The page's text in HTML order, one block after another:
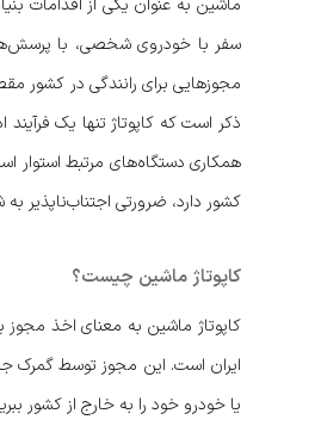
سفر با خودروی شخصی، با پرسش‌های
مجوزهایی برای رانندگی در کشور
ذکر است که کاپوتاژ تنها یک
همکاری دستگاه‌های مرتبط استوار
کشور دارد، ضرورتی اجتناب‌ناپذیر
کاپوتاژ ماشین چیست؟
کاپوتاژ ماشین به معنای اخذ
ایران است. این مجوز توسط گمرک
یا خودرو خود را به خارج از کشور